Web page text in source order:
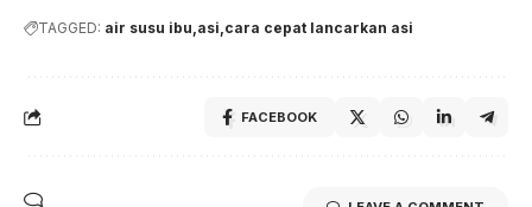
TAGGED: air susu ibu asi cara cepat lancarkan asi
FACEBOOK